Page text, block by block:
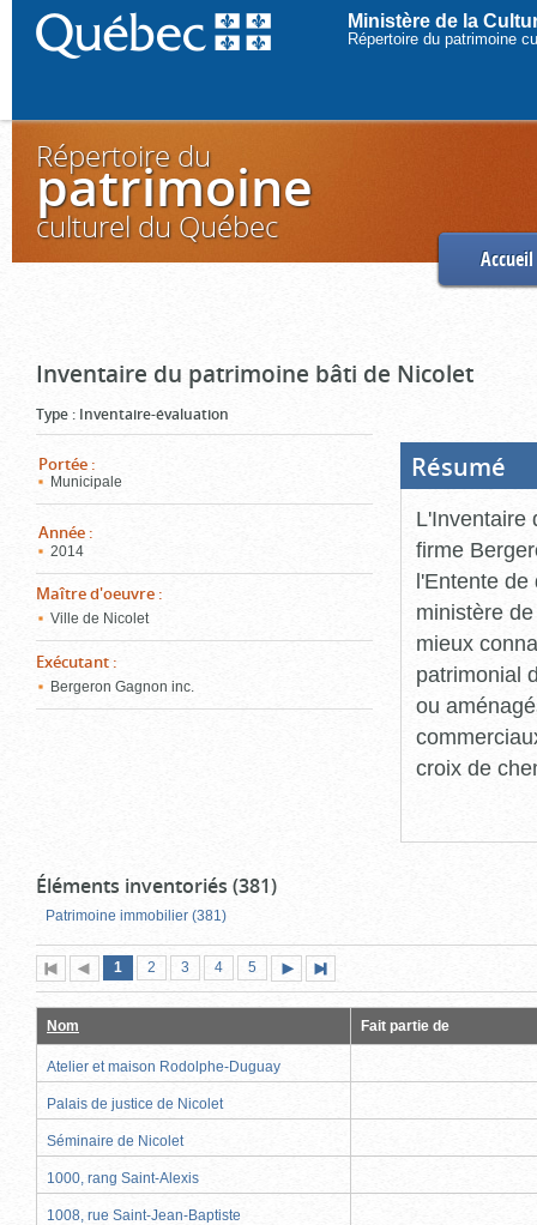
Ministère de la
Répertoire du patrimoine
Répertoire du
patrimoine
culturel du Québec
Accueil
Inventaire du patrimoine bâti de Nicolet
Type : Inventaire-évaluation
Portée :
Municipale
Année :
2014
Maître d'oeuvre :
Ville de Nicolet
Exécutant :
Bergeron Gagnon inc.
Résumé
L'Inventaire
firme
l'Entente de
ministère
mieux
patrimonial
ou
croix de
Éléments inventoriés (381)
Patrimoine immobilier (381)
Première
page
Page
précédente
Page
1 (page
actuelle)
Page
2 Page
3 Page
4 Page
5
suivante
page
Nom Fait partie de
Atelier et maison Rodolphe-Duguay
Palais de justice de Nicolet
Séminaire de Nicolet
1000, rang Saint-Alexis
1008, rue Saint-Jean-Baptiste